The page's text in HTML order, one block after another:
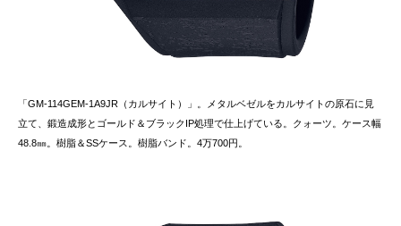
「GM-114GEM-1A9JR（カルサイト）」。メタルベゼルをカルサイトの原石に見
立て、鍛造成形とゴールド＆ブラックIP処理で仕上げている。クォーツ。ケース幅
48.8㎜。樹脂＆SSケース。樹脂バンド。4万700円。